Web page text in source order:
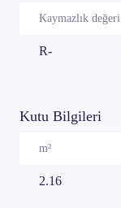
Kaymazlık değeri
R-
Kutu Bilgileri
m²
2.16